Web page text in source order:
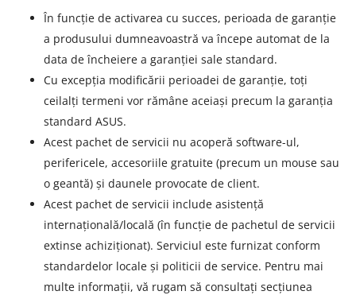
În funcție de activarea cu succes, perioada de garanție
a produsului dumneavoastră va începe automat de la
data de încheiere a garanției sale standard.
Cu excepția modificării perioadei de garanție, toți
ceilalți termeni vor rămâne aceiași precum la garanția
standard ASUS.
Acest pachet de servicii nu acoperă software-ul,
perifericele, accesoriile gratuite (precum un mouse sau
o geantă) și daunele provocate de client.
Acest pachet de servicii include asistență
internațională/locală (în funcție de pachetul de servicii
extinse achiziționat). Serviciul este furnizat conform
standardelor locale și politicii de service. Pentru mai
multe informații, vă rugam să consultați secțiunea